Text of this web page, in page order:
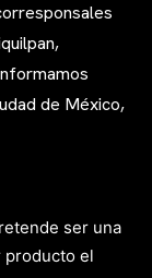
de México,
ser una
producto el